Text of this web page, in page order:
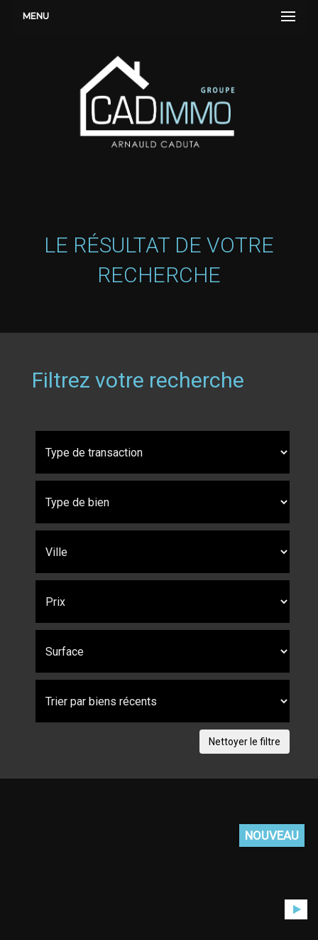
MENU
LE RÉSULTAT DE VOTRE
RECHERCHE
Filtrez votre recherche
NOUVEAU